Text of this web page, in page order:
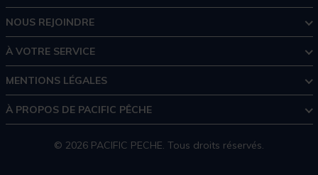
NOUS REJOINDRE
À VOTRE SERVICE
MENTIONS LÉGALES
À PROPOS DE PACIFIC PÊCHE
© 2026 PACIFIC PECHE. Tous droits réservés.